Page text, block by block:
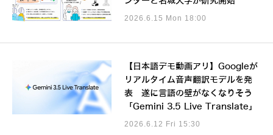
2026.6.15 Mon 18:00
【日本語デモ動画アリ】Googleが
リアルタイム音声翻訳モデルを発
表 遂に言語の壁がなくなりそう
「Gemini 3.5 Live Translate」
2026.6.12 Fri 15:30